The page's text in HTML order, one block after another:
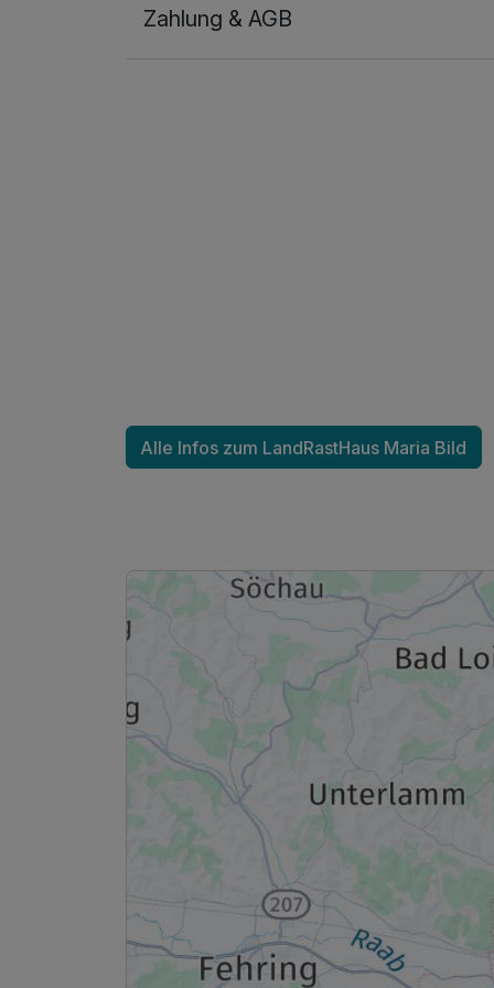
Zusatznächte
Für 3 Tage
Zahlung & AGB
Alle Infos zum LandRastHaus Maria Bild